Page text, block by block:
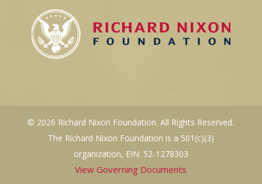
© 2026 Richard Nixon Foundation. All Rights Reserved.
The Richard Nixon Foundation is a 501(c)(3)
organization, EIN: 52-1278303
View Governing Documents